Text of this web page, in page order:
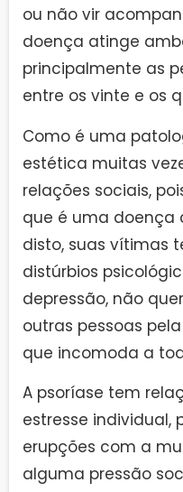
ou não vir
doença atinge
principalmente as
entre os vinte e os
Como é uma
estética muitas
relações sociais,
que é uma doença
disto, suas vítimas
distúrbios
depressão, não
outras pessoas
que incomoda a
A psoríase tem
estresse individual,
erupções com a
alguma pressão